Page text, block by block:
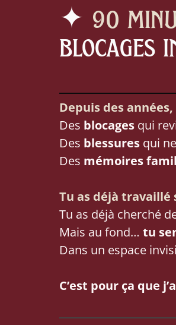
✦ 90
blocages
Depuis des
Des blocages qui
Des blessures qui
Des mémoires
Tu as déjà travaillé
Tu as déjà cherché
Mais au fond… tu
Dans un espace
C’est pour ça que